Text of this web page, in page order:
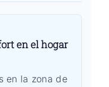
en el hogar
en la zona de